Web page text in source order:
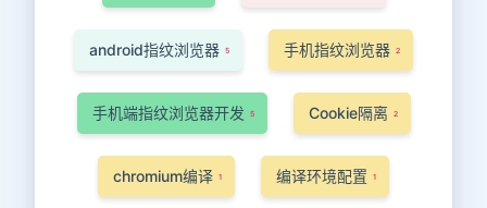
android指纹浏览器 5 手机指纹浏览器 2
手机端指纹浏览器开发 5 Cookie隔离 2
chromium编译 1 编译环境配置 1